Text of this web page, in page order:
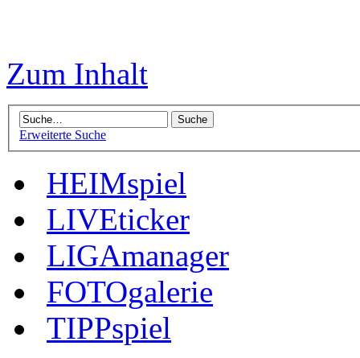
Zum Inhalt
Erweiterte Suche
HEIMspiel
LIVEticker
LIGAmanager
FOTOgalerie
TIPPspiel